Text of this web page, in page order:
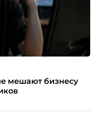
мешают бизнесу